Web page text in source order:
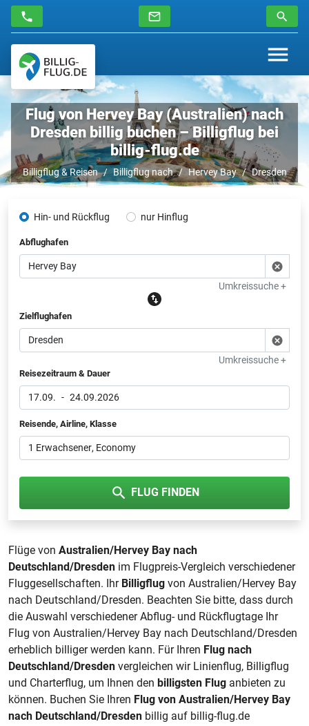
Flug von Hervey Bay (Australien) nach
Dresden billig buchen – Billigflug bei
billig-flug.de
Billigflug & Reisen Billigflug nach Hervey Bay Dresden
Hin- und Rückflug nur Hinflug
Abflughafen
Umkreissuche +
Zielflughafen
Umkreissuche +
Reisezeitraum & Dauer
17.09. - 24.09.2026
Reisende, Airline, Klasse
1 Erwachsener, Economy
FLUG FINDEN
Flüge von Australien/Hervey Bay nach
Deutschland/Dresden im Flugpreis-Vergleich verschiedener
Fluggesellschaften. Ihr Billigflug von Australien/Hervey Bay
nach Deutschland/Dresden. Beachten Sie bitte, dass durch
die Auswahl verschiedener Abflug- und Rückflugtage Ihr
Flug von Australien/Hervey Bay nach Deutschland/Dresden
erheblich billiger werden kann. Für Ihren Flug nach
Deutschland/Dresden vergleichen wir Linienflug, Billigflug
und Charterflug, um Ihnen den billigsten Flug anbieten zu
können. Buchen Sie Ihren Flug von Australien/Hervey Bay
nach Deutschland/Dresden billig auf billig-flug.de